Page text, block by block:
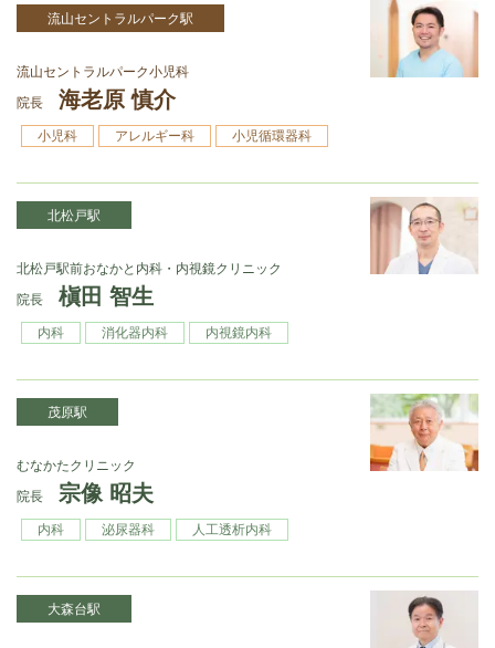
流山セントラルパーク駅
流山セントラルパーク小児科
院長
海老原 慎介
小児科 アレルギー科 小児循環器科
北松戸駅
北松戸駅前おなかと内科・内視鏡クリニック
院長
槇田 智生
内科 消化器内科 内視鏡内科
茂原駅
むなかたクリニック
院長
宗像 昭夫
内科 泌尿器科 人工透析内科
大森台駅